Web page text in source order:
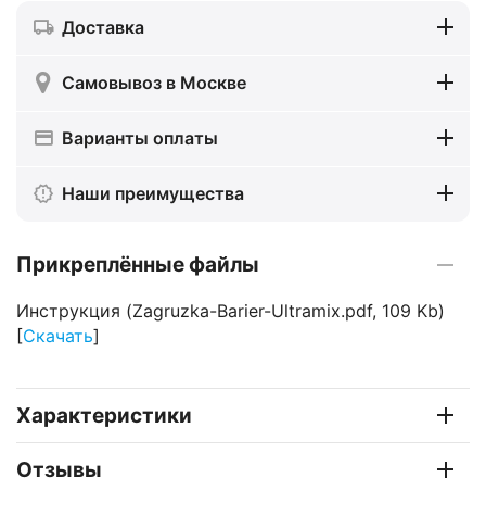
Доставка
Самовывоз в Москве
Варианты оплаты
Наши преимущества
Прикреплённые файлы
Инструкция (Zagruzka-Barier-Ultramix.pdf, 109 Kb)
[Скачать]
Характеристики
Отзывы